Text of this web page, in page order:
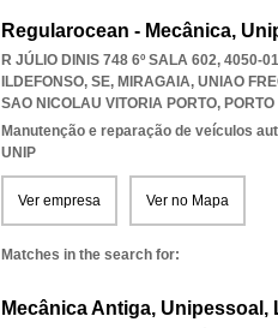
Regularocean - Mecânica,
R JÚLIO DINIS 748 6º SALA 602, 4050-
ILDEFONSO, SE, MIRAGAIA, UNIAO
SAO NICOLAU VITORIA PORTO, PORTO
Manutenção e reparação de veículos
UNIP
Ver empresa Ver no Mapa
Matches in the search for:
Mecânica Antiga, Unipessoal,